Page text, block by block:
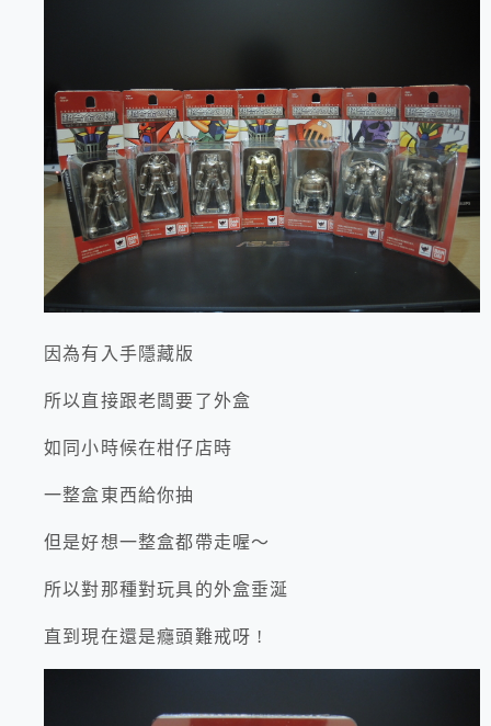
因為有入手隱藏版
所以直接跟老闆要了外盒
如同小時候在柑仔店時
一整盒東西給你抽
但是好想一整盒都帶走喔～
所以對那種對玩具的外盒垂涎
直到現在還是癮頭難戒呀 !